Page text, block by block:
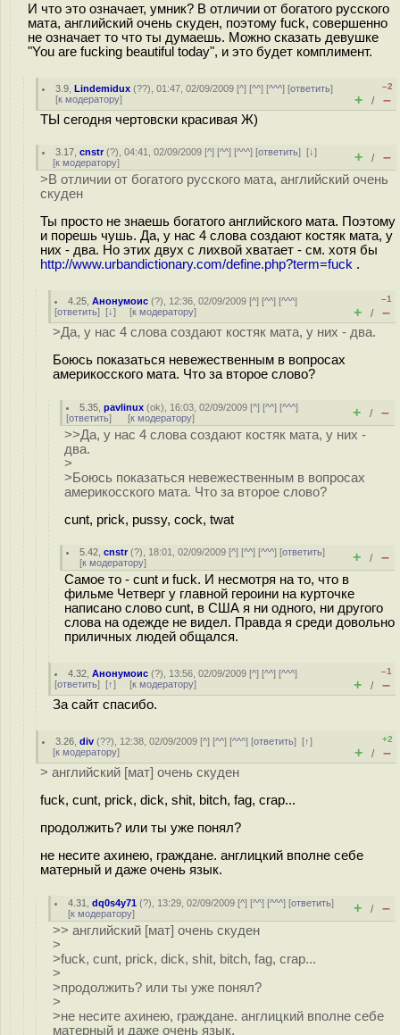
И что это означает, умник? В отличии от богатого русского
мата, английский очень скуден, поэтому fuck, совершенно
не означает то что ты думаешь. Можно сказать девушке
"You are fucking beautiful today", и это будет комплимент.
3.9 ,Lindemidux (??), 01:47, 02/09/2009 [^] [^^] [^^^] [ответить]
[к модератору]
–2
+ / –
ТЫ сегодня чертовски красивая Ж)
3.17 ,cnstr(?), 04:41, 02/09/2009 [^] [^^] [^^^] [ответить][↓]
[к модератору] + / –
>В отличии от богатого русского мата, английский очень
скуден
Ты просто не знаешь богатого английского мата. Поэтому
и порешь чушь. Да, у нас 4 слова создают костяк мата, у
них - два. Но этих двух с лихвой хватает - см. хотя бы
http://www.urbandictionary.com/define.php?term=fuck .
4.25 ,Анонумоис (?), 12:36, 02/09/2009 [^] [^^] [^^^]
[ответить] [↓] [к модератору]
–1
+ / –
>Да, у нас 4 слова создают костяк мата, у них - два.
Боюсь показаться невежественным в вопросах
америкосского мата. Что за второе слово?
5.35 ,pavlinux (ok), 16:03, 02/09/2009 [^] [^^] [^^^]
[ответить] [к модератору] + / –
>>Да, у нас 4 слова создают костяк мата, у них -
два.
>
>Боюсь показаться невежественным в вопросах
америкосского мата. Что за второе слово?
cunt, prick, pussy, cock, twat
5.42 ,cnstr(?), 18:01, 02/09/2009 [^] [^^] [^^^] [ответить]
[к модератору] + / –
Самое то - cunt и fuck. И несмотря на то, что в
фильме Четверг у главной героини на курточке
написано слово cunt, в США я ни одного, ни другого
слова на одежде не видел. Правда я среди довольно
приличных людей общался.
4.32 ,Анонумоис (?), 13:56, 02/09/2009 [^] [^^] [^^^]
[ответить] [↑] [к модератору]
–1
+ / –
За сайт спасибо.
3.26 ,div (??), 12:38, 02/09/2009 [^] [^^] [^^^] [ответить][↑]
[к модератору]
+2
+ / –
> английский [мат] очень скуден
fuck, cunt, prick, dick, shit, bitch, fag, crap...
продолжить? или ты уже понял?
не несите ахинею, граждане. англицкий вполне себе
матерный и даже очень язык.
4.31 ,dq0s4y71 (?), 13:29, 02/09/2009 [^] [^^] [^^^] [ответить]
[к модератору] + / –
>> английский [мат] очень скуден
>
>fuck, cunt, prick, dick, shit, bitch, fag, crap...
>
>продолжить? или ты уже понял?
>
>не несите ахинею, граждане. англицкий вполне себе
матерный и даже очень язык.